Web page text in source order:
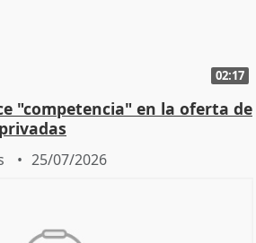
02:17
"competencia" en la oferta de
25/07/2026